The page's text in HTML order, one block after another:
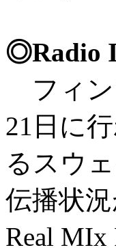
◎Radio
フィ
21日に
るスウ
伝播状
Real